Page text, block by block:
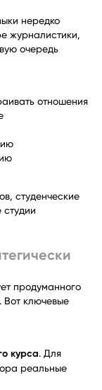
нередко
журналистики,
очередь
отношения
студенческие
продуманного
Вот ключевые
курса. Для
реальные